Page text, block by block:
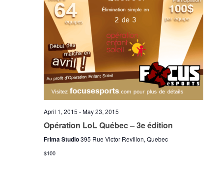
April 1, 2015 -May 23, 2015
Opération LoL Québec – 3e édition
Frima Studio395 Rue Victor Revillon, Quebec
$100